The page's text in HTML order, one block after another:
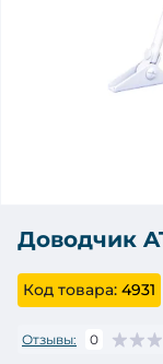
Доводчик
Код товара: 4931
Отзывы: 0